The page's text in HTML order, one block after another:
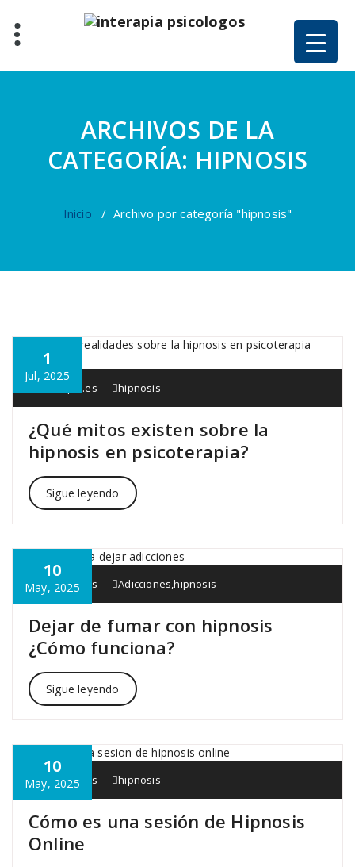
contenido
ARCHIVOS DE LA
CATEGORÍA: HIPNOSIS
Inicio / Archivo por categoría "hipnosis"
1
Jul, 2025
Interapia.es hipnosis
¿Qué mitos existen sobre la
hipnosis en psicoterapia?
Sigue leyendo
10
May, 2025
Interapia.es Adicciones,hipnosis
Dejar de fumar con hipnosis
¿Cómo funciona?
Sigue leyendo
10
May, 2025
Interapia.es hipnosis
Cómo es una sesión de Hipnosis
Online